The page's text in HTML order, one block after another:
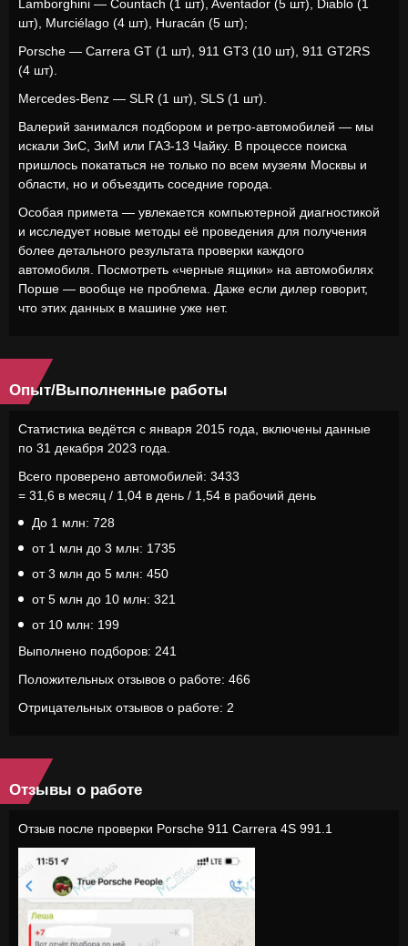
Lamborghini — Countach (1 шт), Aventador (5 шт), Diablo (1
шт), Murciélago (4 шт), Huracán (5 шт);
Porsche — Carrera GT (1 шт), 911 GT3 (10 шт), 911 GT2RS
(4 шт).
Mercedes-Benz — SLR (1 шт), SLS (1 шт).
Валерий занимался подбором и ретро-автомобилей — мы
искали ЗиС, ЗиМ или ГАЗ-13 Чайку. В процессе поиска
пришлось покататься не только по всем музеям Москвы и
области, но и объездить соседние города.
Особая примета — увлекается компьютерной диагностикой
и исследует новые методы её проведения для получения
более детального результата проверки каждого
автомобиля. Посмотреть «черные ящики» на автомобилях
Порше — вообще не проблема. Даже если дилер говорит,
что этих данных в машине уже нет.
Опыт/Выполненные работы
Статистика ведётся с января 2015 года, включены данные
по 31 декабря 2023 года.
Всего проверено автомобилей: 3433
= 31,6 в месяц / 1,04 в день / 1,54 в рабочий день
До 1 млн: 728
от 1 млн до 3 млн: 1735
от 3 млн до 5 млн: 450
от 5 млн до 10 млн: 321
от 10 млн: 199
Выполнено подборов: 241
Положительных отзывов о работе: 466
Отрицательных отзывов о работе: 2
Отзывы о работе
Отзыв после проверки Porsche 911 Carrera 4S 991.1